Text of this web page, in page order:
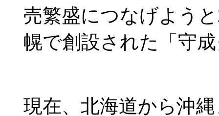
売繁盛につなげよう
幌で創設された「守
現在、北海道から沖